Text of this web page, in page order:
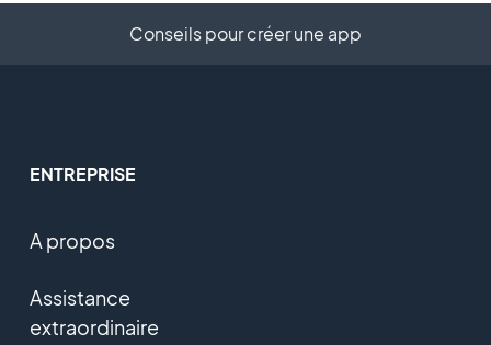
Conseils pour créer une app
ENTREPRISE
A propos
Assistance
extraordinaire